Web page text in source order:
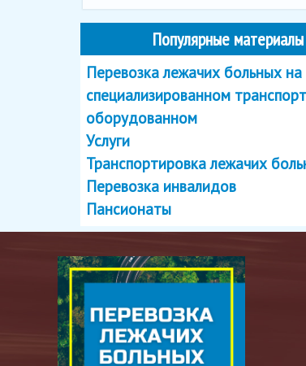
Популярные материалы
Перевозка лежачих больных на
специализированном
оборудованном
Услуги
Транспортировка лежачих
Перевозка инвалидов
Пансионаты